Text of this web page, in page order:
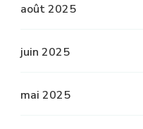
août 2025
juin 2025
mai 2025